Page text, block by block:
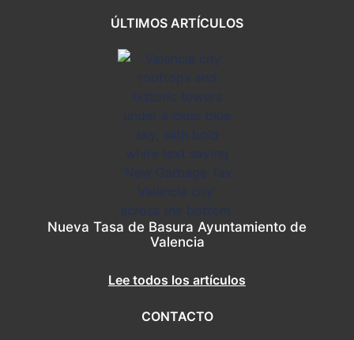
ÚLTIMOS ARTÍCULOS
Nueva Tasa de Basura Ayuntamiento de
Valencia
Lee todos los artículos
CONTACTO